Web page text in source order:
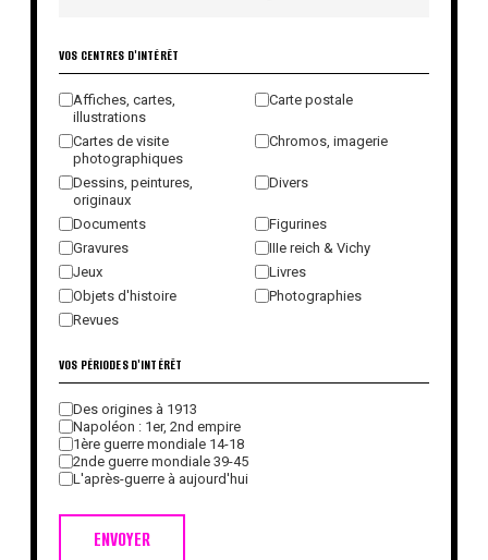
VOS CENTRES D'INTÉRÊT
Affiches, cartes,
illustrations
Carte postale
Cartes de visite
photographiques
Chromos, imagerie
Dessins, peintures,
originaux
Divers
Documents
Figurines
Gravures
IIIe reich & Vichy
Jeux
Livres
Objets d'histoire
Photographies
Revues
ENVOYER
VOS PÉRIODES D'INTÉRÊT
Des origines à 1913
Napoléon : 1er, 2nd empire
1ère guerre mondiale 14-18
2nde guerre mondiale 39-45
L'après-guerre à aujourd'hui